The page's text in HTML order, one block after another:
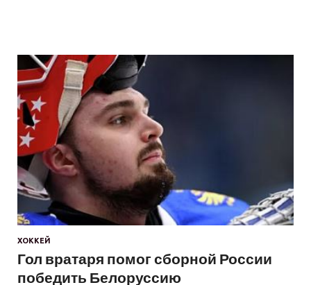
ХОККЕЙ
Гол вратаря помог сборной России
победить Белоруссию